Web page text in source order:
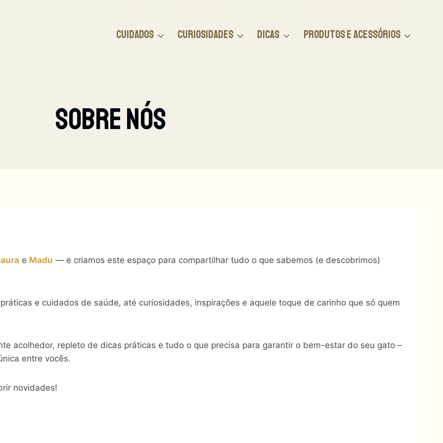
CUIDADOS CURIOSIDADES DICAS PRODUTOS E ACESSÓRIOS
SOBRE NÓS
e Madu — e criamos este espaço para compartilhar tudo o que sabemos (e descobrimos)
e cuidados de saúde, até curiosidades, inspirações e aquele toque de carinho que só quem
acolhedor, repleto de dicas práticas e tudo o que precisa para garantir o bem-estar do seu gato –
entre vocês.
novidades!